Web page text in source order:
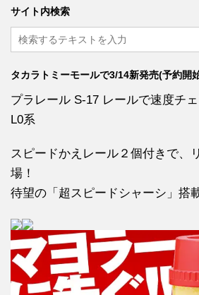
サイト内検索
タカラトミーモールで3/14新発売(予約開
プラレール S-17 レールで速度チ
L0系
スピードかえレール２個付きで、
場！
待望の「超スピードシャーシ」搭